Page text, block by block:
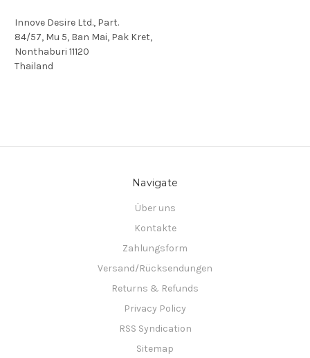
Innove Desire Ltd., Part.
84/57, Mu 5, Ban Mai, Pak Kret,
Nonthaburi 11120
Thailand
Navigate
Über uns
Kontakte
Zahlungsform
Versand/Rücksendungen
Returns & Refunds
Privacy Policy
RSS Syndication
Sitemap